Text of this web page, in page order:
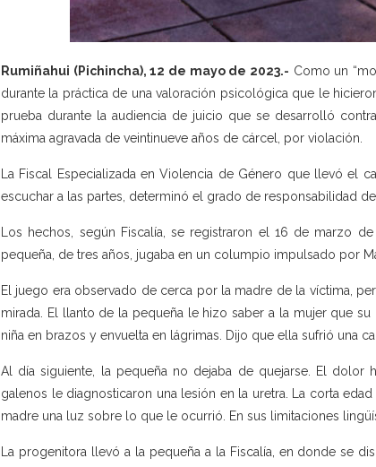
Rumiñahui (Pichincha), 12 de mayo de 2023.- Como un
durante la práctica de una valoración psicológica que le
prueba durante la audiencia de juicio que se desarrolló
máxima agravada de veintinueve años de cárcel, por violación.
La Fiscal Especializada en Violencia de Género que llevó el
escuchar a las partes, determinó el grado de responsabilidad
Los hechos, según Fiscalía, se registraron el 16 de marzo
pequeña, de tres años, jugaba en un columpio impulsado por
El juego era observado de cerca por la madre de la víctima,
mirada. El llanto de la pequeña le hizo saber a la mujer que
niña en brazos y envuelta en lágrimas. Dijo que ella sufrió una
Al día siguiente, la pequeña no dejaba de quejarse. El
galenos le diagnosticaron una lesión en la uretra. La corta
madre una luz sobre lo que le ocurrió. En sus limitaciones
La progenitora llevó a la pequeña a la Fiscalía, en donde se